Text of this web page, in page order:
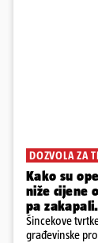
DOZVOLA ZA
Kako su
niže cijene
pa
Šincekove
građevinske